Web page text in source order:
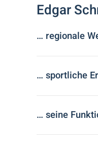
Edgar
… regionale
… sportliche
… seine